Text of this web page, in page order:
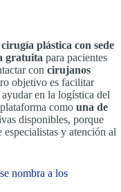
plástica con sede
gratuita para pacientes
con cirujanos
objetivo es facilitar
en la logística del
como una de
disponibles, porque
y atención al
nombra a los